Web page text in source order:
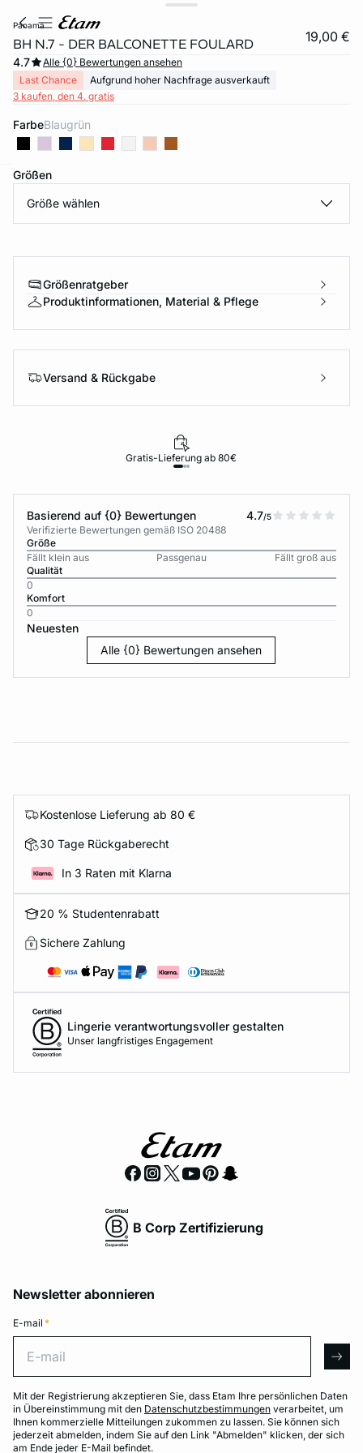
panama
BH N.7 - DER BALCONETTE FOULARD 19,00 €
4.7
Alle {0} Bewertungen ansehen
Last Chance
Aufgrund hoher Nachfrage ausverkauft
3 kaufen, den 4. gratis
Farbe blaugrün
Größen
Größe wählen
Größenratgeber
Produktinformationen, Material & Pflege
Versand & Rückgabe
Gratis-Lieferung ab 80€
Basierend auf {0} Bewertungen 4.7/5
Verifizierte Bewertungen gemäß ISO 20488
Größe
Fällt klein aus
Passgenau
Fällt groß aus
Qualität
0
Komfort
0
Neuesten
Alle {0} Bewertungen ansehen
Kostenlose Lieferung ab 80 €
30 Tage Rückgaberecht
In 3 Raten mit Klarna
20 % Studentenrabatt
Sichere Zahlung
Lingerie verantwortungsvoller gestalten
Unser langfristiges Engagement
B Corp Zertifizierung
Newsletter abonnieren
E-mail *
Mit der Registrierung akzeptieren Sie, dass Etam Ihre persönlichen Daten
in Übereinstimmung mit den Datenschutzbestimmungen verarbeitet, um
Ihnen kommerzielle Mitteilungen zukommen zu lassen. Sie können sich
jederzeit abmelden, indem Sie auf den Link "Abmelden" klicken, der sich
am Ende jeder E-Mail befindet.